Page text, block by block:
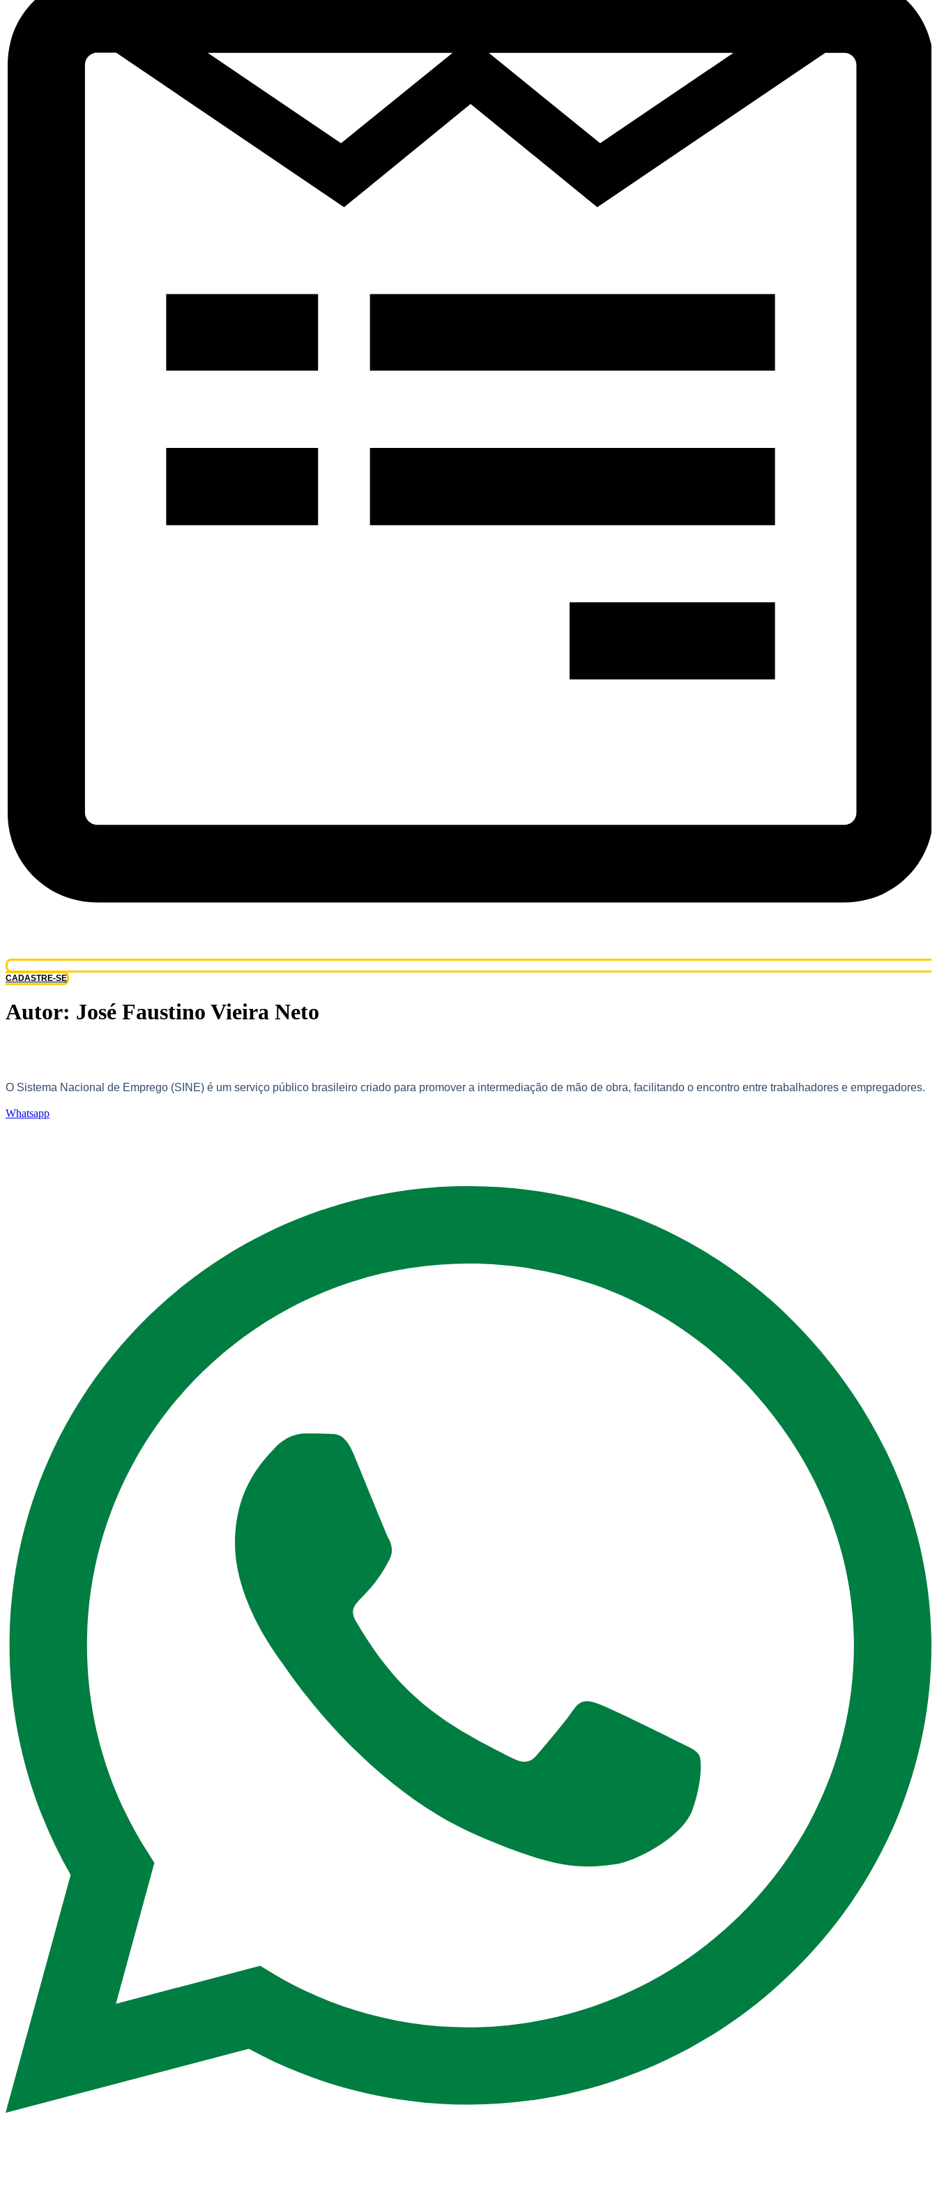
CADASTRE-SE
Autor: José Faustino Vieira Neto
O Sistema Nacional de Emprego (SINE) é um serviço público brasileiro criado para promover a intermediação de mão de obra, facilitando o encontro entre trabalhadores e empregadores.
Whatsapp